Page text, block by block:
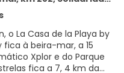
o La Casa de la Playa by
fica à beira-mar, a 15
Xplor e do Parque
fica a 7, 4 km da